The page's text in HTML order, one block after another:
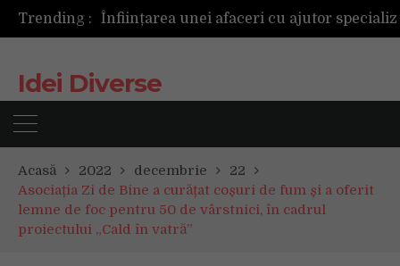
Trending :
Idei Diverse
Acasă 2022 decembrie
22
Asociația Zi de Bine a curățat coșuri de fum și a oferit
lemne de foc pentru 50 de vârstnici, în cadrul
proiectului „Cald în vatră”